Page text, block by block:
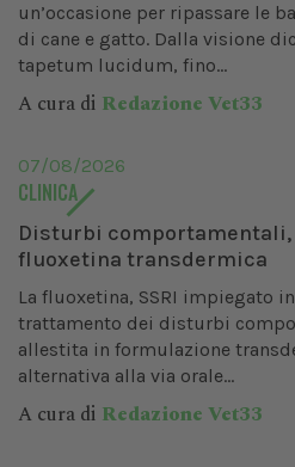
un’occasione per ripassare le
di cane e gatto. Dalla visione
tapetum lucidum, fino...
A cura di Redazione Vet33
07/08/2026
CLINICA
Disturbi comportamentali,
fluoxetina transdermica
La fluoxetina, SSRI impiegato
trattamento dei disturbi
allestita in formulazione
alternativa alla via orale...
A cura di Redazione Vet33